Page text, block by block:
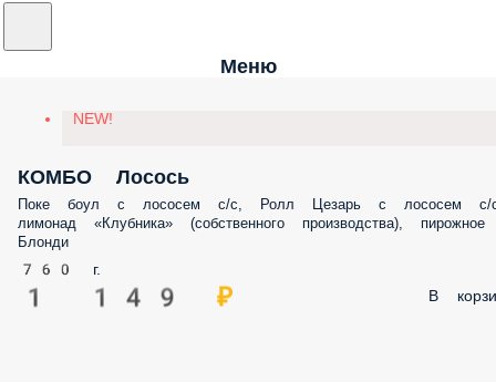
Меню
NEW!
КОМБО Лосось
Поке боул с лососем с/с, Ролл Цезарь с лососем с/
лимонад «Клубника» (собственного производства), пирожное
Блонди
760 г.
1 149 ₽ В